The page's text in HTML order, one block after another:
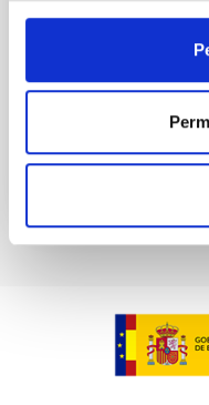
Fecha de
BIBCODE